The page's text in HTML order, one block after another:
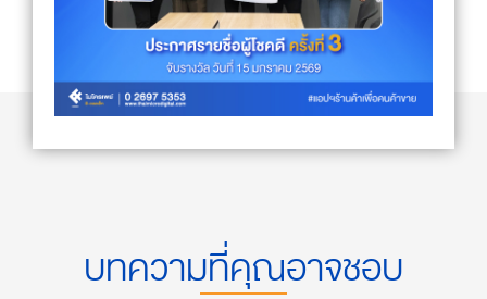
บทความที่คุณอาจชอบ